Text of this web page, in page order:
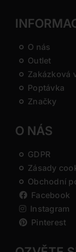
O nás
Outlet
Zakázková
Poptávka
Značky
O NÁS
GDPR
Zásady
Obchodní
Facebook
Instagram
Pinterest